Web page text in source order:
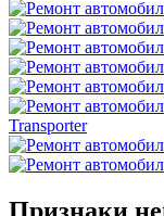
Transporter